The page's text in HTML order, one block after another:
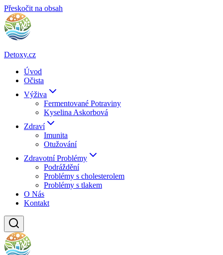
Přeskočit na obsah
Detoxy.cz
Úvod
Očista
Výživa
Fermentované Potraviny
Kyselina Askorbová
Zdraví
Imunita
Otužování
Zdravotní Problémy
Podráždění
Problémy s cholesterolem
Problémy s tlakem
O Nás
Kontakt